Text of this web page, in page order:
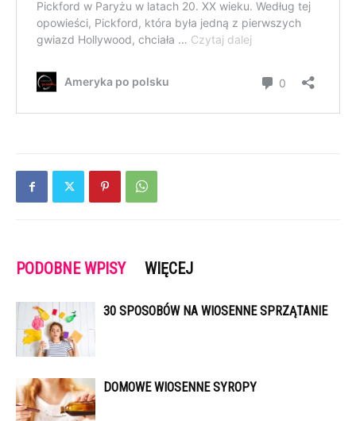
PODOBNE WPISY WIĘCEJ
30 SPOSOBÓW NA WIOSENNE SPRZĄTANIE
DOMOWE WIOSENNE SYROPY